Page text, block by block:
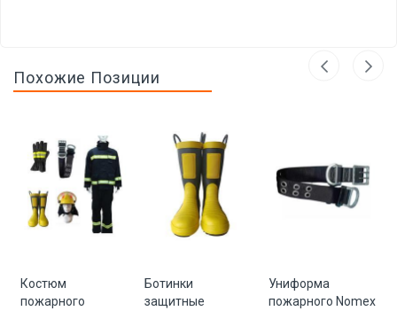
Похожие Позиции
Костюм
пожарного
Ботинки
защитные
Униформа
пожарного Nomex